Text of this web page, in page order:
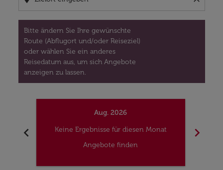
Bitte ändern Sie Ihre gewünschte
Route (Abflugort und/oder Reiseziel)
oder wählen Sie ein anderes
Reisedatum aus, um sich Angebote
anzeigen zu lassen.
chevron_left
Aug. 2026
Keine Ergebnisse für diesen Monat
Angebote finden
chevron_right